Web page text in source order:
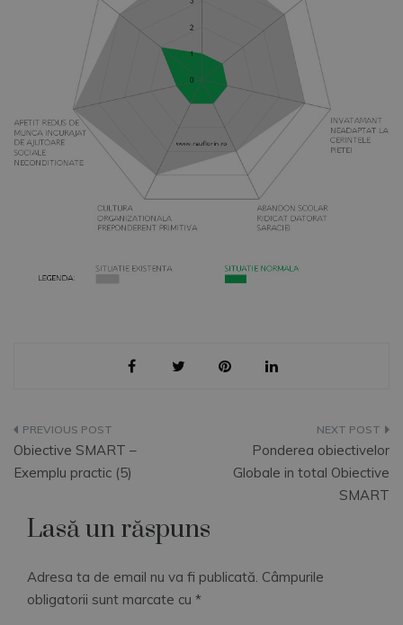
Navigare
în
Obiective SMART –
Exemplu practic (5)
Ponderea obiectivelor
Globale in total Obiective
SMART
Lasă un răspuns
Adresa ta de email nu va fi publicată. Câmpurile
obligatorii sunt marcate cu *